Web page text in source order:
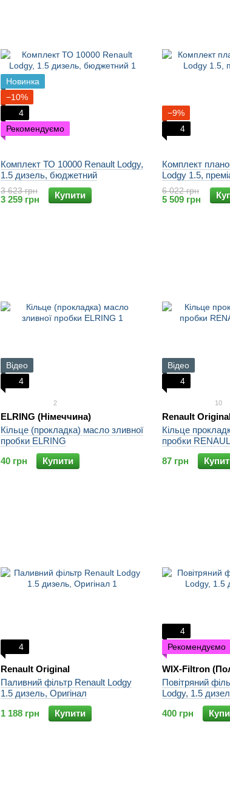
Новинка
−10%
4
Рекомендуємо
Комплект ТО 10000 Renault Lodgy,
1.5 дизель, бюджетний
3 623 грн
3 259 грн Купити
−9%
4
Комплект
Lodgy 1.5,
6 022 грн
5 509 грн
Відео
4
2
ELRING (Німеччина)
Кільце (прокладка) масло зливної
пробки ELRING
40 грн
Купити
Відео
4
10
Renault
Кільце
пробки
87 грн
4
Renault Original
Паливний фільтр Renault Lodgy
1.5 дизель, Оригінал
1 188 грн
Купити
4
Рекомендуємо
WIX-Filtron
Повітряний
Lodgy, 1.5
400 грн